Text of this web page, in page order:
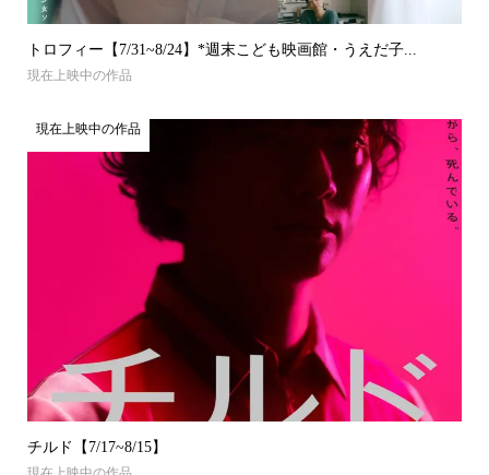
トロフィー【7/31~8/24】*週末こども映画館・うえだ子...
現在上映中の作品
現在上映中の作品
チルド【7/17~8/15】